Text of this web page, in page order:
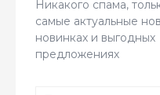
Никакого спама,
самые актуальные
новинках и выгодных
предложениях